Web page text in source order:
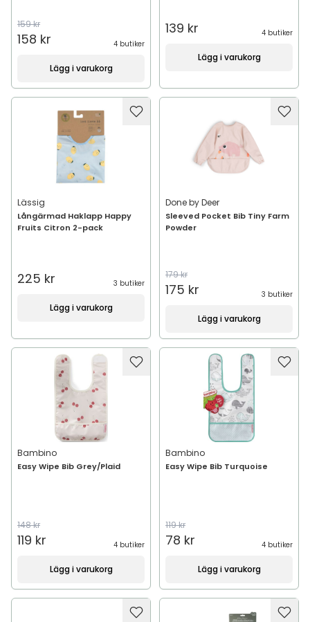
159 kr
158 kr 4 butiker
Lägg i varukorg
139 kr 4 butiker
Lägg i varukorg
Lässig
Långärmad Haklapp Happy
Fruits Citron 2-pack
225 kr 3 butiker
Lägg i varukorg
Done by Deer
Sleeved Pocket Bib Tiny Farm
Powder
179 kr
175 kr 3 butiker
Lägg i varukorg
Bambino
Easy Wipe Bib Grey/Plaid
148 kr
119 kr 4 butiker
Lägg i varukorg
Bambino
Easy Wipe Bib Turquoise
119 kr
78 kr 4 butiker
Lägg i varukorg